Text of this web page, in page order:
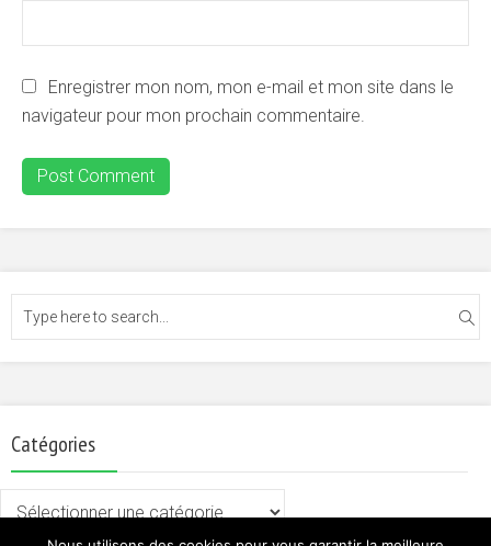
Enregistrer mon nom, mon e-mail et mon site dans le
navigateur pour mon prochain commentaire.
Catégories